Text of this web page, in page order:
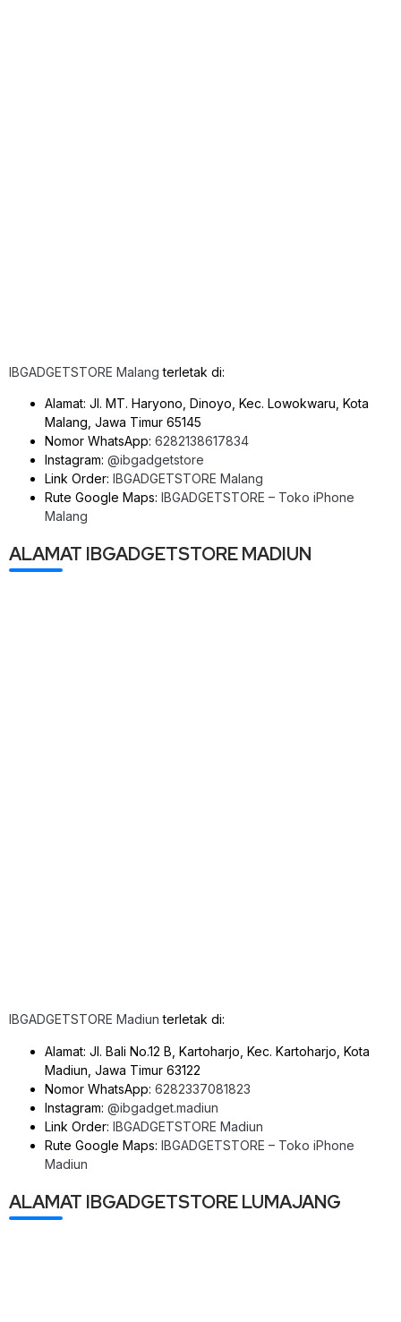
IBGADGETSTORE Malang terletak di:
Alamat: Jl. MT. Haryono, Dinoyo, Kec. Lowokwaru, Kota
Malang, Jawa Timur 65145
Nomor WhatsApp: 6282138617834
Instagram: @ibgadgetstore
Link Order: IBGADGETSTORE Malang
Rute Google Maps: IBGADGETSTORE – Toko iPhone
Malang
ALAMAT IBGADGETSTORE MADIUN
IBGADGETSTORE Madiun terletak di:
Alamat: Jl. Bali No.12 B, Kartoharjo, Kec. Kartoharjo, Kota
Madiun, Jawa Timur 63122
Nomor WhatsApp: 6282337081823
Instagram: @ibgadget.madiun
Link Order: IBGADGETSTORE Madiun
Rute Google Maps: IBGADGETSTORE – Toko iPhone
Madiun
ALAMAT IBGADGETSTORE LUMAJANG